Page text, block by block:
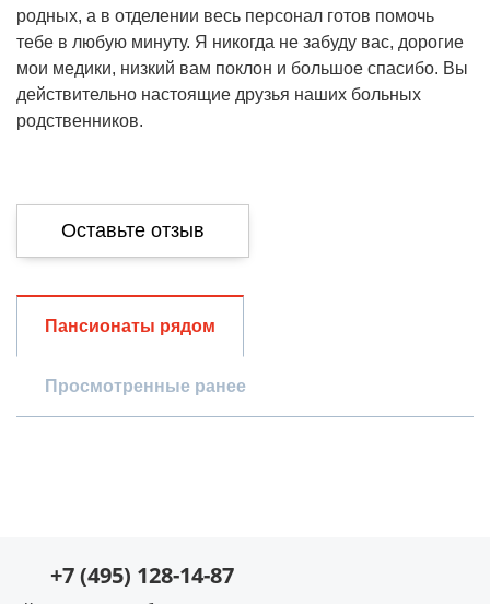
родных, а в отделении весь персонал готов помочь
тебе в любую минуту. Я никогда не забуду вас, дорогие
мои медики, низкий вам поклон и большое спасибо. Вы
действительно настоящие друзья наших больных
родственников.
Оставьте отзыв
Опыт использования
Уход за пожилыми
Пансионаты рядом
Просмотренные ранее
+7 (495) 128-14-87